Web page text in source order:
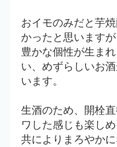
おイモのみだと芋
かったと思います
豊かな個性が生ま
い、めずらしいお
います。
生酒のため、開栓
ワした感じも楽し
共によりまろやか